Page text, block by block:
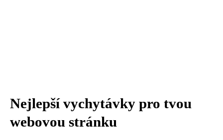
Nejlepší vychytávky pro tvou
webovou stránku